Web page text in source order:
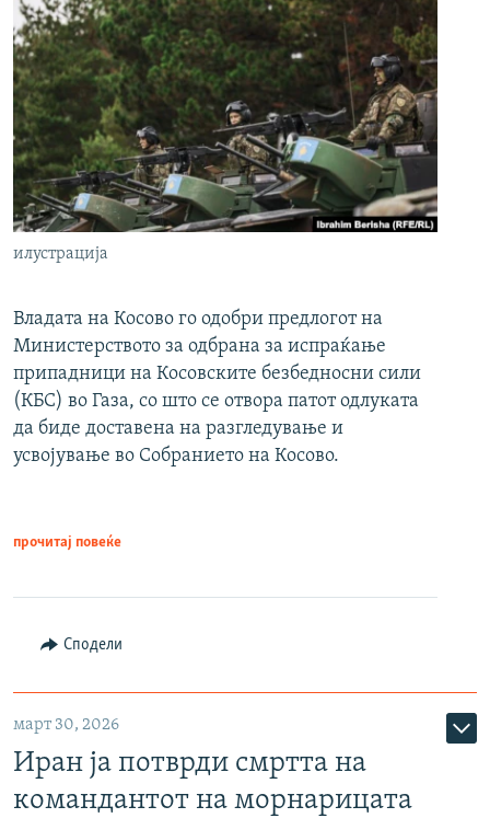
илустрација
Владата на Косово го одобри предлогот на
Министерството за одбрана за испраќање
припадници на Косовските безбедносни сили
(КБС) во Газа, со што се отвора патот одлуката
да биде доставена на разгледување и
усвојување во Собранието на Косово.
прочитај повеќе
Сподели
март 30, 2026
Иран ја потврди смртта на
командантот на морнарицата